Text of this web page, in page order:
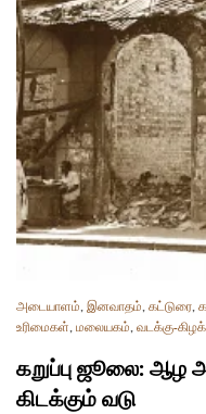
அடையாளம், இனவாதம், கட்டுரை,
உரிமைகள், மலையகம், வடக்கு-
கறுப்பு ஜூலை: ஆழ
கிடக்கும் வடு